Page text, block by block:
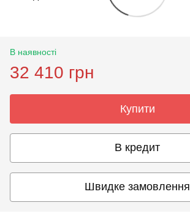
В наявності
32 410 грн
Купити
В кредит
Швидке замовлення